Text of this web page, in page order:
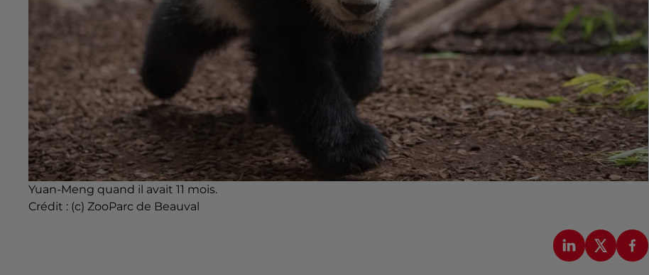
Yuan-Meng quand il avait 11 mois.
Crédit : (c) ZooParc de Beauval